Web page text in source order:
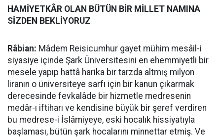
HAMİYETKÂR OLAN BÜTÜN BİR MİLLET NAMINA
SİZDEN BEKLİYORUZ
Râbian: Mâdem Reisicumhur gayet mühim mesâil-i
siyasiye içinde Şark Üniversitesini en ehemmiyetli bir
mesele yapıp hattâ harika bir tarzda altmış milyon
liranın o üniversiteye sarfı için bir kanun çıkarmak
derecesinde fevkalâde bir hizmetle medresenin
medâr-ı iftiharı ve kendisine büyük bir şeref verdiren
bu medrese-i İslâmiyeye, eski hocalık hissiyatıyla
başlaması, bütün şark hocalarını minnettar etmiş. Ve